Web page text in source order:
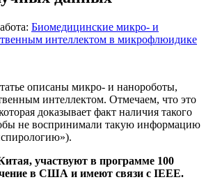
Биомедицинские микро- и
интеллектом в микрофлюидике
описаны микро- и нанороботы,
интеллектом. Отмечаем, что это
доказывает факт наличия такого
не воспринимали такую информацию
участвуют в программе 100
в США и имеют связи с IEEE.